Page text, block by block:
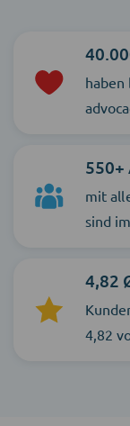
mit
sind
4,82
4,82